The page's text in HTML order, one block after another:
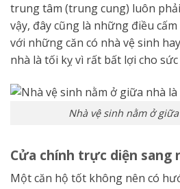
trung tâm (trung cung) luôn phải
vậy, đây cũng là những điều
với những căn có nhà vệ sinh
nhà là tối kỵ vì rất bất lợi cho sức
Nhà vệ sinh nằm ở
Cửa chính trực diện sang
Một căn hộ tốt không nên có